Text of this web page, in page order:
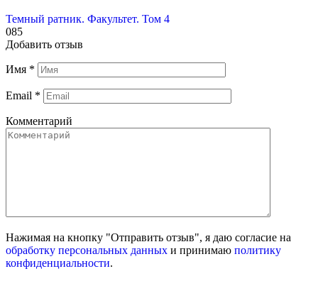
Темный ратник. Факультет. Том 4
085
Добавить отзыв
Имя *
Email *
Комментарий
Нажимая на кнопку "Отправить отзыв", я даю согласие на
обработку персональных данных и принимаю политику
конфиденциальности.